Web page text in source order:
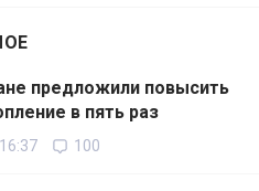
предложили повысить
в пять раз
100